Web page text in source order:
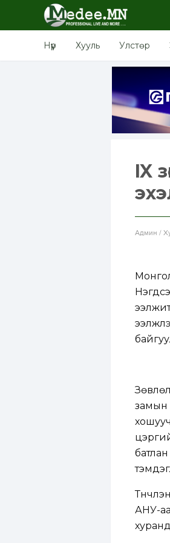
Нүүр Хууль Улстөр
IX
Aдмин /
замын
АНУ-